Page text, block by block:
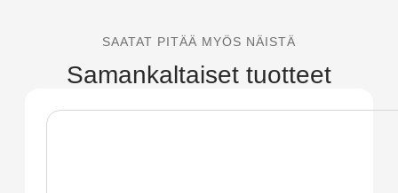
SAATAT PITÄÄ MYÖS NÄISTÄ
Samankaltaiset tuotteet